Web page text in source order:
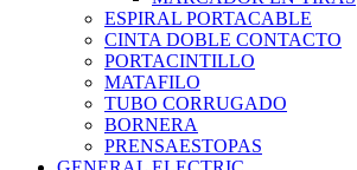
ESPIRAL PORTACABLE
CINTA DOBLE CONTACTO
PORTACINTILLO
MATAFILO
TUBO CORRUGADO
BORNERA
PRENSAESTOPAS